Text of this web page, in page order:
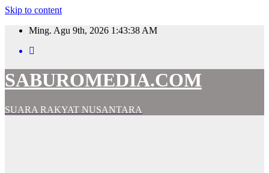
Skip to content
Ming. Agu 9th, 2026 1:43:39 AM
SABUROMEDIA.COM
SUARA RAKYAT NUSANTARA